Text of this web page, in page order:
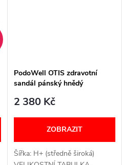
PodoWell OTIS zdravotní
sandál pánský hnědý
2 380 Kč
ZOBRAZIT
Šířka: H+ (středně široká)